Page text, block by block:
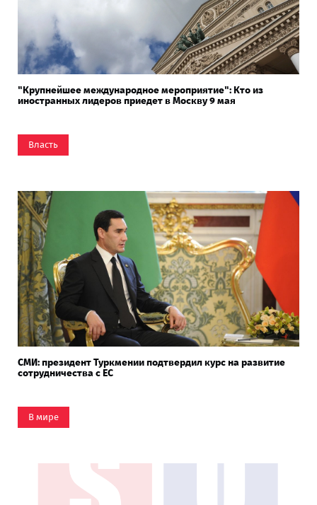
"Крупнейшее международное мероприятие": Кто из
иностранных лидеров приедет в Москву 9 мая
Власть
СМИ: президент Туркмении подтвердил курс на развитие
сотрудничества с ЕС
В мире